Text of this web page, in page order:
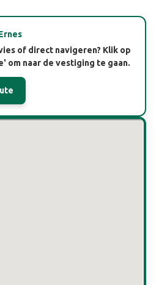
of direct navigeren? Klik op
om naar de vestiging te gaan.